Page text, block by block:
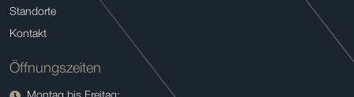
Standorte
Kontakt
Öffnungszeiten